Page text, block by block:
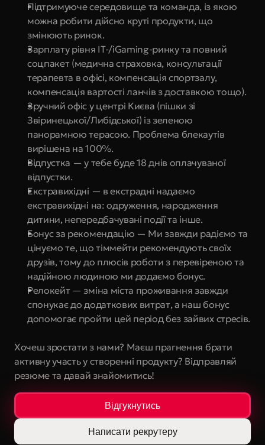
Підтримуюче середовище та команда, із якою
можна робити дійсно круті продукти, що
змінюють ринок.
Зарплату рівня IT-/iGaming-ринку та повний
соцпакет (медична страховка, консультації
терапевта в офісі, компенсація спортзалу,
компенсація вартості ланчів з доставкою тощо).
Зручний офіс у центрі Києва (пішки зі
Звіринецької/Либідської) із зеленою
панорамною терасою. Проблема блекаутів
вирішена на 100%.
Відпустка — у тебе буде 18 днів оплачуваної
відпустки.
Екстравихідні — в екстрадні надаємо
екстравихідні на: одруження, народження
дитини, непередбачувані події та інше.
Бонус за рекомендацію — Ми завжди радіємо та
цінуємо те, що тіммейти рекомендують своїх
друзів, тому до плюсів роботи з перевіреною та
надійною людиною ми додаємо бонус.
Релокейт — зміна міста проживання завжди
спонукає до додаткових витрат, а наш бонус
допомогає пройти цей період без зайвих стресів.
Хочеш зростати з нами? Маєш прагнення брати
активну участь у створенні продукту? Відправляй
резюме та давай знайомитись!
Відгукнутись
Написати рекрутеру